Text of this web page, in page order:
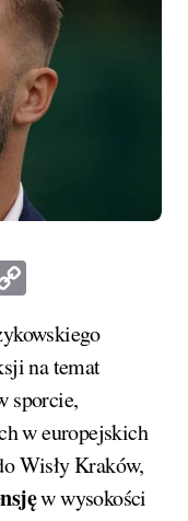
na temat
sporcie,
w europejskich
Wisły Kraków,
w wysokości